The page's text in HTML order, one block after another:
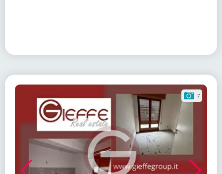
7